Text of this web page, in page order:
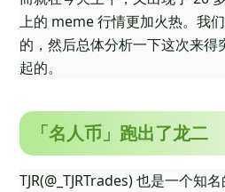
上的 meme 行情更加火热。我
的，然后总体分析一下这次来得
起的。
「名人币」跑出了龙二
TJR(@_TJRTrades) 也是一个知